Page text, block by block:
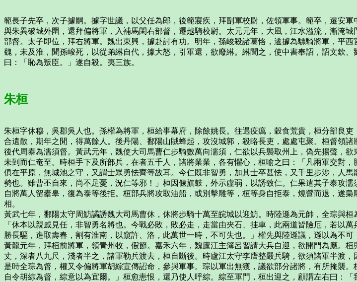
範長子先卒，次子據嗣。據字世議，以父任為郎，後範寢疾，拜副軍校尉，佐領軍事。範卒，遷安
與朱異破城外圍，還拜偏將軍，入補馬閑右部督，遷越騎校尉。太元元年，大風，江水溢流，漸淹
部督。太子即位，拜右將軍。魏出東興，據赴討有功。明年，孫峻殺諸葛恪，遷據為驃騎將軍，平
魏，未及淮，聞孫峻死，以從弟綝自代，據大怒，引軍還，欲廢綝。綝聞之，使中書奉詔，詔文欽
曰：「恥為叛臣。」遂自殺。夷三族。
朱桓
朱桓字休穆，吳郡吳人也。孫權為將軍，桓給事幕府，除餘姚長。往遇疫癘，穀食荒貴，桓分部良
合遺散，期年之閒，得萬餘人。後丹陽、鄱陽山賊蜂起，攻沒城郭，殺略長吏，處處屯聚。桓督領諸
後代周泰為濡須督。黃武元年，魏使大司馬曹仁步騎數萬向濡須，仁欲以兵襲取州上，偽先揚聲，
未到而仁奄至。時桓手下及所部兵，在者五千人，諸將業業，各有懼心，桓喻之曰：「凡兩軍交對
俱在平原，無城池之守，又謂士眾勇怯齊等故耳。今仁既非智勇，加其士卒甚怯，又千里步涉，人
勢也。雖曹丕自來，尚不足憂，況仁等邪！」桓因偃旗鼓，外示虛弱，以誘致仁。仁果遣其子泰攻
自將萬人留橐皋，復為泰等後拒。桓部兵將攻取油船，或別擊雕等，桓等身自拒泰，燒營而退，遂
相。
黃武七年，鄱陽太守周魴譎誘魏大司馬曹休，休將步騎十萬至皖城以迎魴。時陸遜為元帥，全琮與
「休本以親戚見任，非智勇名將也。今戰必敗，敗必走，走當由夾石、挂車，此兩道皆險厄，若以
勝長驅，進取壽春，割有淮南，以窺許、洛，此萬世一時，不可失也。」權先與陸遜議，遜以為不可
黃龍元年，拜桓前將軍，領青州牧，假節。嘉禾六年，魏廬江主簿呂習請大兵自迎，欲開門為應。
丈，深者八九尺，淺者半之，諸軍勒兵渡去，桓自斷後。時廬江太守李膺整嚴兵騎，欲須諸軍半渡，
是時全琮為督，權又令偏將軍胡綜宣傳詔命，參與軍事。琮以軍出無獲，議欲部分諸將，有所掩襲
自令胡綜為督，綜意以為宜爾。」桓愈恚恨，還乃使人呼綜。綜至軍門，桓出迎之，顧謂左右曰：